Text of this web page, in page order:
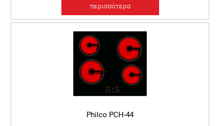
περισσότερα
Philco PCH-44